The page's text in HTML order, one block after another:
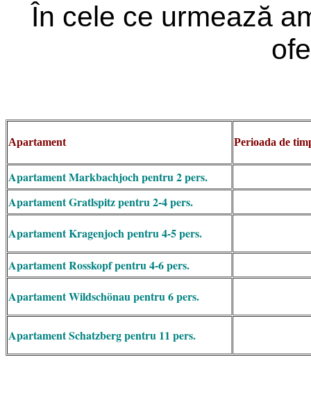
În cele ce urmează
Apartament Perioada de
Apartament Markbachjoch pentru 2 pers.
Apartament Gratlspitz pentru 2-4 pers.
ApartamentKragenjoch pentru 4-5 pers.
ApartamentRosskopf pentru 4-6 pers.
ApartamentWildschönau pentru 6 pers.
ApartamentSchatzberg pentru 11 pers.